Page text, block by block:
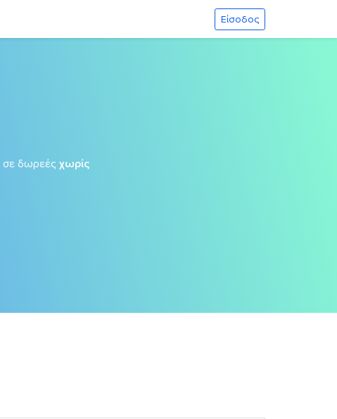
Είσοδος
σε δωρεές χωρίς